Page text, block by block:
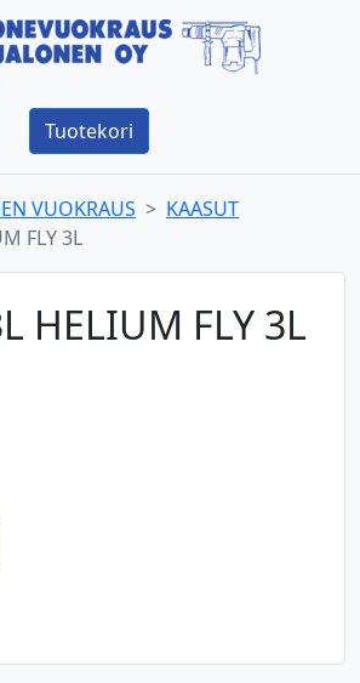
Tuotekori
VUOKRAUS
KAASUT
FLY 3L
HELIUM FLY 3L